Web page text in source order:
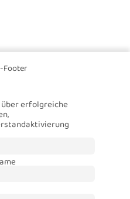
erfolgreiche